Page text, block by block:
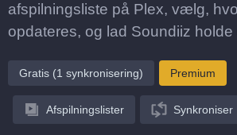
afspilningsliste på Plex, vælg,
opdateres, og lad Soundiiz holde
Gratis (1 synkronisering) Premium
Afspilningslister Synkroniser